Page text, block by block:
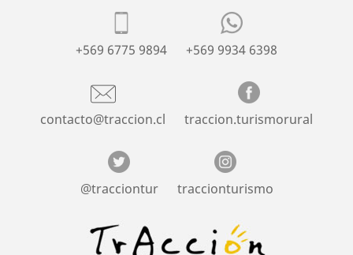
+569 6775 9894 +569 9934 6398
contacto@traccion.cl traccion.turismorural
@tracciontur traccionturismo